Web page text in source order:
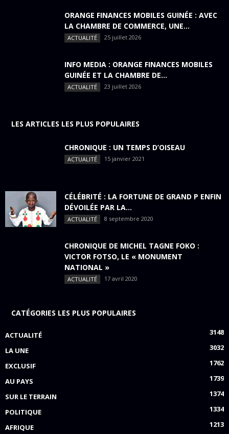
ORANGE FINANCES MOBILES GUINÉE : AVEC
LA CHAMBRE DE COMMERCE, UNE...
ACTUALITÉ 25 juillet 2026
INFO MEDIA : ORANGE FINANCES MOBILES
GUINÉE ET LA CHAMBRE DE...
ACTUALITÉ 23 juillet 2026
LES ARTICLES LES PLUS POPULAIRES
CHRONIQUE : UN TEMPS D’OISEAU
ACTUALITÉ 15 janvier 2021
CÉLÉBRITÉ : LA FORTUNE DE GRAND P ENFIN
DÉVOILÉE PAR LA...
ACTUALITÉ 8 septembre 2020
CHRONIQUE DE MICHEL TAGNE FOKO :
VICTOR FOTSO, LE « MONUMENT
NATIONAL »
ACTUALITÉ 17 avril 2020
CATÉGORIES LES PLUS POPULAIRES
ACTUALITÉ
3148
LA UNE
3032
EXCLUSIF
1762
AU PAYS
1739
SUR LE TERRAIN
1374
POLITIQUE
1334
AFRIQUE
1213